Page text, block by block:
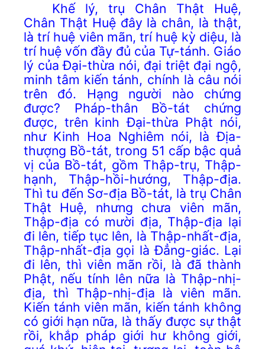
Khế lý, trụ Chân Thật Huệ,
Chân Thật Huệ đây là chân, là thật,
là trí huệ viên mãn, trí huệ kỳ diệu, là
trí huệ vốn đầy đủ của Tự-tánh. Giáo
lý của Đại-thừa nói, đại triệt đại ngộ,
minh tâm kiến tánh, chính là câu nói
trên đó. Hạng người nào chứng
được? Pháp-thân Bồ-tát chứng
được, trên kinh Đại-thừa Phật nói,
như Kinh Hoa Nghiêm nói, là Địa-
thượng Bồ-tát, trong 51 cấp bậc quả
vị của Bồ-tát, gồm Thập-trụ, Thập-
hạnh, Thập-hồi-hướng, Thập-địa.
Thì tu đến Sơ-địa Bồ-tát, là trụ Chân
Thật Huệ, nhưng chưa viên mãn,
Thập-địa có mười địa, Thập-địa lại
đi lên, tiếp tục lên, là Thập-nhất-địa,
Thập-nhất-địa gọi là Đẳng-giác. Lại
đi lên, thì viên mãn rồi, là đã thành
Phật, nếu tính lên nữa là Thập-nhị-
địa, thì Thập-nhị-địa là viên mãn.
Kiến tánh viên mãn, kiến tánh không
có giới hạn nữa, là thấy được sự thật
rồi, khắp pháp giới hư không giới,